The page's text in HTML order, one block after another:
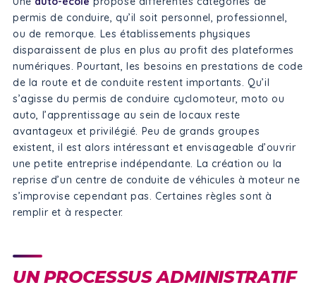
permis de conduire, qu’il soit personnel, professionnel,
ou de remorque. Les établissements physiques
disparaissent de plus en plus au profit des plateformes
numériques. Pourtant, les besoins en prestations de code
de la route et de conduite restent importants. Qu’il
s’agisse du permis de conduire cyclomoteur, moto ou
auto, l’apprentissage au sein de locaux reste
avantageux et privilégié. Peu de grands groupes
existent, il est alors intéressant et envisageable d’ouvrir
une petite entreprise indépendante. La création ou la
reprise d’un centre de conduite de véhicules à moteur ne
s’improvise cependant pas. Certaines règles sont à
remplir et à respecter.
UN PROCESSUS ADMINISTRATIF